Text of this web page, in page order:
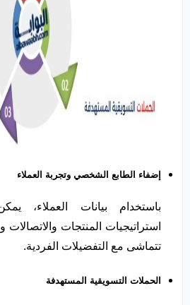
إضفاء الطابع الشخصي وتجربة العملاء
باستخدام بيانات العملاء،
استراتيجيات المنتجات
تتماشى مع التفضيلات الفردية.
الحملات التسويقية المستهدفة